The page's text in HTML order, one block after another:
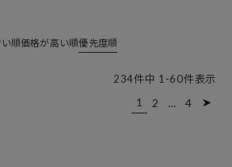
順価格が高い順優先度順
234件中 1 -60件表示
1 2 … 4